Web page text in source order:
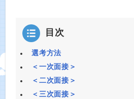
目次
選考方法
＜一次面接＞
＜二次面接＞
＜三次面接＞